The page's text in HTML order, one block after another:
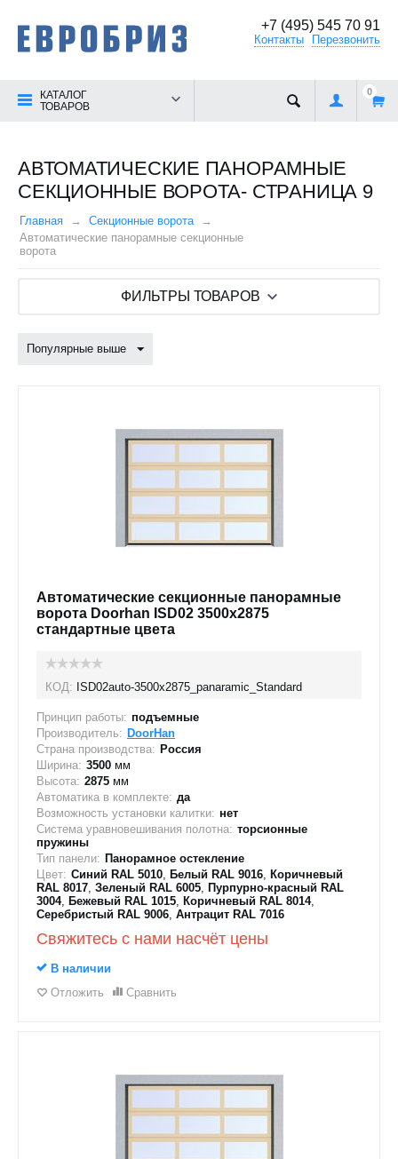
+7 (495) 545 70 91
Контакты Перезвонить
КАТАЛОГ
ТОВАРОВ
0
АВТОМАТИЧЕСКИЕ ПАНОРАМНЫЕ
СЕКЦИОННЫЕ ВОРОТА- СТРАНИЦА 9
Главная
Секционные ворота
Автоматические панорамные секционные
ворота
ФИЛЬТРЫ ТОВАРОВ
Популярные выше
Автоматические секционные панорамные
ворота Doorhan ISD02 3500х2875
стандартные цвета
КОД: ISD02auto-3500х2875_panaramic_Standard
Принцип работы: подъемные
Производитель: DoorHan
Страна производства: Россия
Ширина: 3500 мм
Высота: 2875 мм
Автоматика в комплекте: да
Возможность установки калитки: нет
Система уравновешивания полотна: торсионные
пружины
Тип панели: Панорамное остекление
Цвет: Синий RAL 5010, Белый RAL 9016, Коричневый
RAL 8017, Зеленый RAL 6005, Пурпурно-красный RAL
3004, Бежевый RAL 1015, Коричневый RAL 8014,
Серебристый RAL 9006, Антрацит RAL 7016
Свяжитесь с нами насчёт цены
В наличии
Отложить
Сравнить